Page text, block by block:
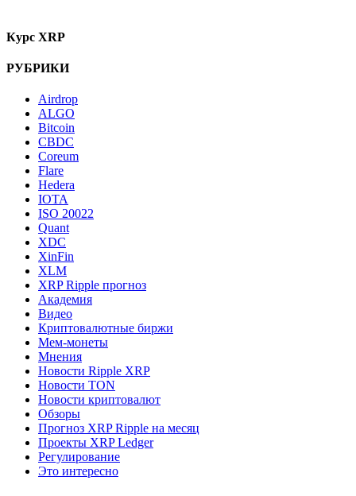
Курс XRP
РУБРИКИ
Airdrop
ALGO
Bitcoin
CBDC
Coreum
Flare
Hedera
IOTA
ISO 20022
Quant
XDC
XinFin
XLM
XRP Ripple прогноз
Академия
Видео
Криптовалютные биржи
Мем-монеты
Мнения
Новости Ripple XRP
Новости TON
Новости криптовалют
Обзоры
Прогноз XRP Ripple на месяц
Проекты XRP Ledger
Регулирование
Это интересно